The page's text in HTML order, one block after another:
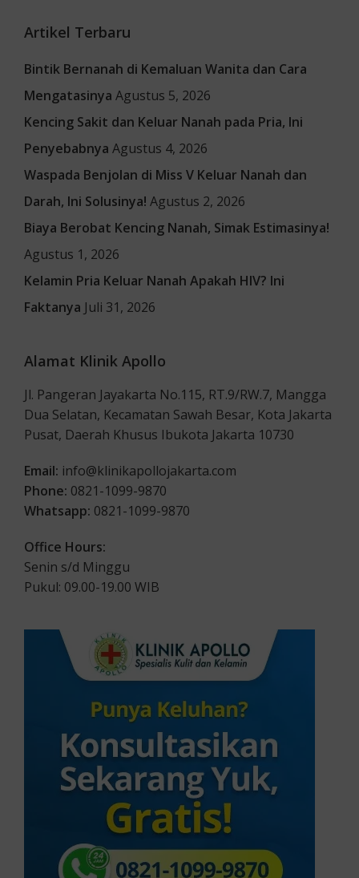
Artikel Terbaru
Bintik Bernanah di Kemaluan Wanita dan Cara
Mengatasinya Agustus 5, 2026
Kencing Sakit dan Keluar Nanah pada Pria, Ini
Penyebabnya Agustus 4, 2026
Waspada Benjolan di Miss V Keluar Nanah dan
Darah, Ini Solusinya! Agustus 2, 2026
Biaya Berobat Kencing Nanah, Simak Estimasinya!
Agustus 1, 2026
Kelamin Pria Keluar Nanah Apakah HIV? Ini
Faktanya Juli 31, 2026
Alamat Klinik Apollo
Jl. Pangeran Jayakarta No.115, RT.9/RW.7, Mangga
Dua Selatan, Kecamatan Sawah Besar, Kota Jakarta
Pusat, Daerah Khusus Ibukota Jakarta 10730
Email: info@klinikapollojakarta.com
Phone: 0821-1099-9870
Whatsapp: 0821-1099-9870
Office Hours:
Senin s/d Minggu
Pukul: 09.00-19.00 WIB